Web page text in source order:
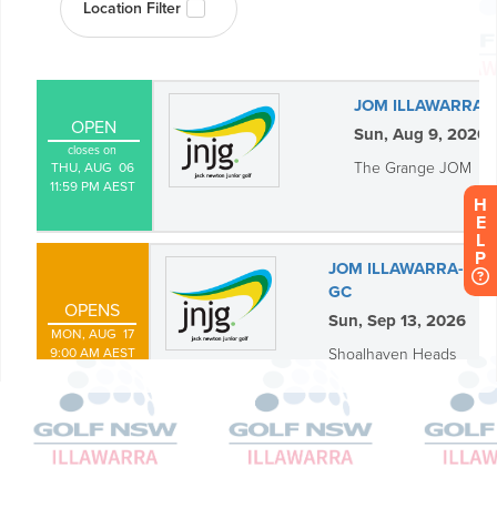
H
E
L
P